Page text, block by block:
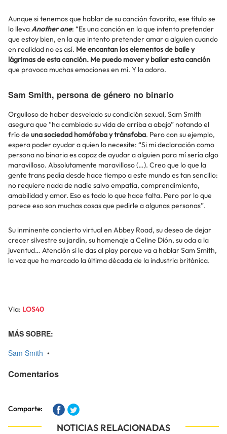
Aunque si tenemos que hablar de su canción favorita, ese título se
lo llevaAnother one: “Es una canción en la que intento pretender
que estoy bien, en la que intento pretender amar a alguien cuando
en realidad no es así. Me encantan los elementos de baile y
lágrimas de esta canción. Me puedo mover y bailar esta canción
que provoca muchas emociones en mí. Y la adoro.
Sam Smith, persona de género no binario
Orgulloso de haber desvelado su condición sexual, Sam Smith
asegura que “ha cambiado su vida de arriba a abajo” notando el
frío de una sociedad homófoba y tránsfoba. Pero con su ejemplo,
espera poder ayudar a quien lo necesite: “Si mi declaración como
persona no binaria es capaz de ayudar a alguien para mí sería algo
maravilloso. Absolutamente maravilloso (…). Creo que lo que la
gente trans pedía desde hace tiempo a este mundo es tan sencillo:
no requiere nada de nadie salvo empatía, comprendimiento,
amabilidad y amor. Eso es todo lo que hace falta. Pero por lo que
parece eso son muchas cosas que pedirle a algunas personas”.
Su inminente concierto virtual en Abbey Road, su deseo de dejar
crecer silvestre su jardín, su homenaje a Celine Dión, su oda a la
juventud… Atención si le das al play porque va a hablar Sam Smith,
la voz que ha marcado la última década de la industria británica.
Via: LOS40
MÁS SOBRE:
Sam Smith •
Comentarios
Comparte:
NOTICIAS RELACIONADAS